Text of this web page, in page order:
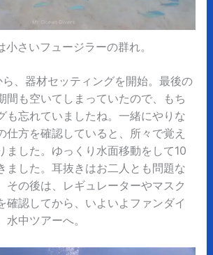
小さいフュージラーの群れ。
、器材セッティングを開始。最後の
間も空いてしまっていたので、もち
も忘れていましたね。一緒にやりな
仕方を確認していると、所々で覚え
ました。ゆっくり水面移動をして10
ました。耳抜きはお二人とも問題な
その後は、レギュレーターやマスク
確認してから、いよいよファンダイ
水中ツアーへ。